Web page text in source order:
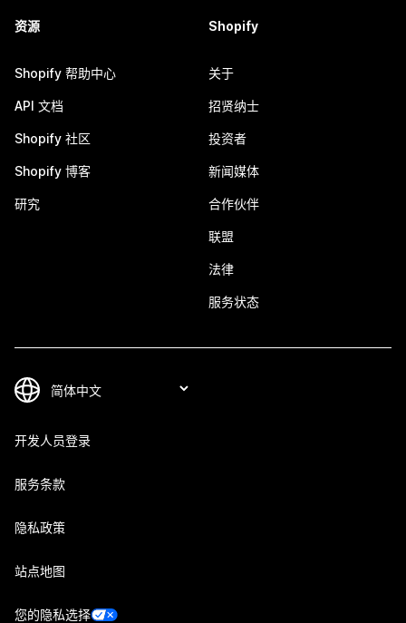
资源
Shopify 帮助中心
API 文档
Shopify 社区
Shopify 博客
研究
Shopify
关于
招贤纳士
投资者
新闻媒体
合作伙伴
联盟
法律
服务状态
开发人员登录
服务条款
隐私政策
站点地图
您的隐私选择